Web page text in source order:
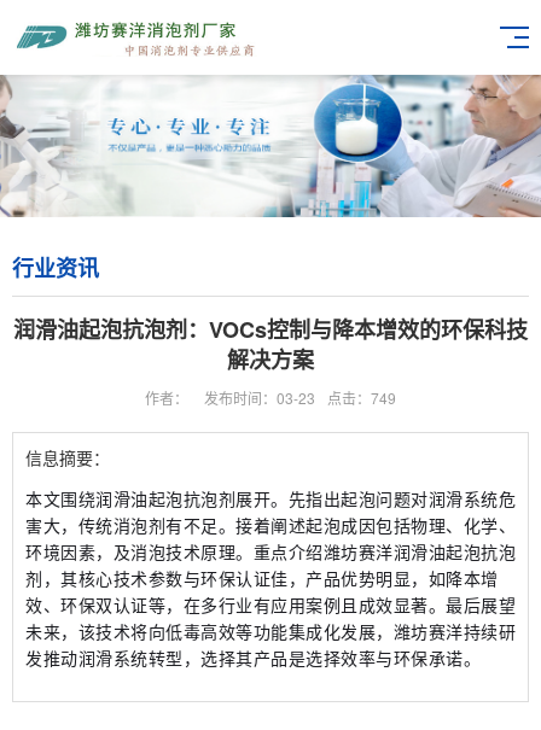
行业资讯
润滑油起泡抗泡剂：VOCs控制与降本增效的环保科技
解决方案
作者： 发布时间：03-23 点击：749
信息摘要：
本文围绕润滑油起泡抗泡剂展开。先指出起泡问题对润滑系统危
害大，传统消泡剂有不足。接着阐述起泡成因包括物理、化学、
环境因素，及消泡技术原理。重点介绍潍坊赛洋润滑油起泡抗泡
剂，其核心技术参数与环保认证佳，产品优势明显，如降本增
效、环保双认证等，在多行业有应用案例且成效显著。最后展望
未来，该技术将向低毒高效等功能集成化发展，潍坊赛洋持续研
发推动润滑系统转型，选择其产品是选择效率与环保承诺。